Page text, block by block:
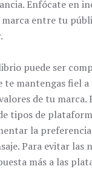
Enfócate en
entre tu
puede ser
te mantengas fiel
de tu marca.
tipos de
la
Para evitar las
más a las